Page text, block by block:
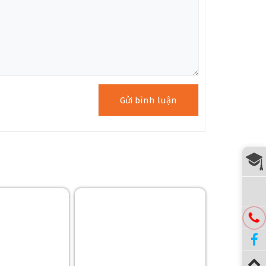
thanh. Điều này rất hữu ích khi bạn cần tăng
thiết kế bên ngoài mà còn tránh việc các nút
tăng tính bền vững và lâu dài của các bộ phận